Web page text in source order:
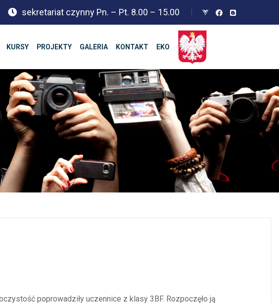
sekretariat czynny Pn. – Pt. 8.00 – 15.00
KURSY PROJEKTY GALERIA KONTAKT EKO
poprowadziły uczennice z klasy 3BF. Rozpoczęło ją